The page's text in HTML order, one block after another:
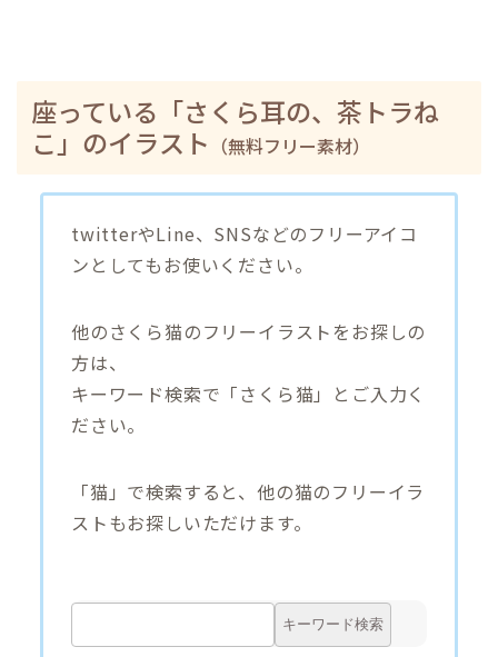
座っている「さくら耳の、茶トラね
こ」のイラスト （無料フリー素材）
twitterやLine、SNSなどのフリーアイコ
ンとしてもお使いください。
他のさくら猫のフリーイラストをお探しの
方は、
キーワード検索で「さくら猫」とご入力く
ださい。
「猫」で検索すると、他の猫のフリーイラ
ストもお探しいただけます。